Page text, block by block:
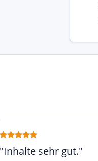
"Inhalte sehr gut."